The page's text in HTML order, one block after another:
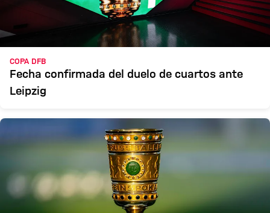
COPA DFB
Fecha confirmada del duelo de cuartos ante
Leipzig